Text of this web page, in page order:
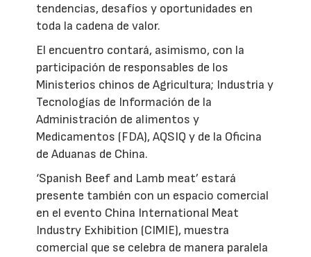
tendencias, desafíos y oportunidades en
toda la cadena de valor.
El encuentro contará, asimismo, con la
participación de responsables de los
Ministerios chinos de Agricultura; Industria y
Tecnologías de Información de la
Administración de alimentos y
Medicamentos (FDA), AQSIQ y de la Oficina
de Aduanas de China.
‘Spanish Beef and Lamb meat’ estará
presente también con un espacio comercial
en el evento China International Meat
Industry Exhibition (CIMIE), muestra
comercial que se celebra de manera paralela